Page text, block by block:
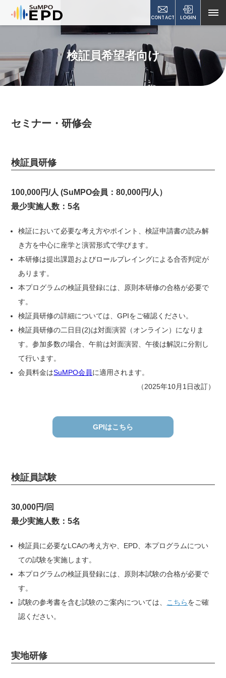
CONTACT LOGIN
検証員希望者向け
セミナー・研修会
検証員研修
100,000円/人 (SuMPO会員：80,000円/人）
最少実施人数：5名
検証において必要な考え方やポイント、検証申請書の読み解
き方を中心に座学と演習形式で学びます。
本研修は提出課題およびロールプレイングによる合否判定が
あります。
本プログラムの検証員登録には、原則本研修の合格が必要で
す。
検証員研修の詳細については、GPIをご確認ください。
検証員研修の二日目(2)は対面演習（オンライン）になりま
す。参加多数の場合、午前は対面演習、午後は解説に分割し
て行います。
会員料金はSuMPO会員に適用されます。
（2025年10月1日改訂）
GPIはこちら
検証員試験
30,000円/回
最少実施人数：5名
検証員に必要なLCAの考え方や、EPD、本プログラムについ
ての試験を実施します。
本プログラムの検証員登録には、原則本試験の合格が必要で
す。
試験の参考書を含む試験のご案内については、 こちらをご確
認ください。
実地研修